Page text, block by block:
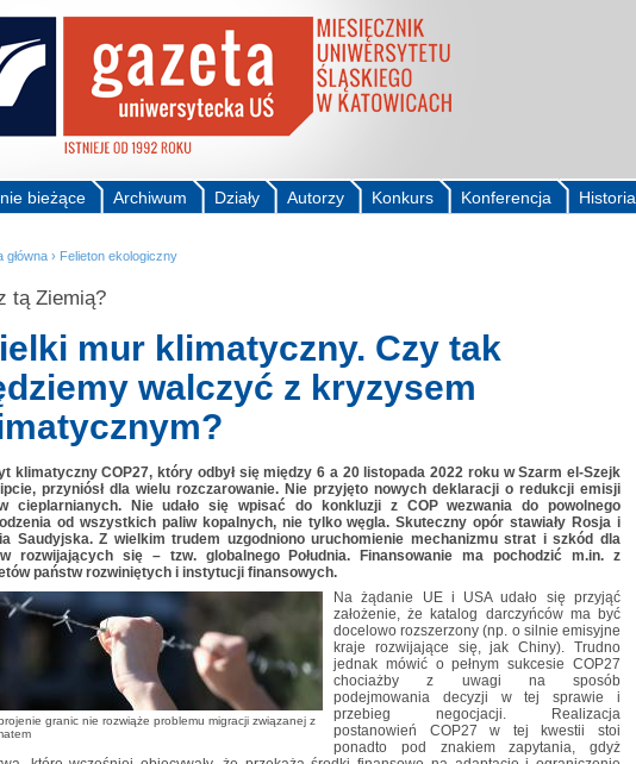
Historia
Konferencja
Konkurs
Autorzy
Działy
Archiwum
bieżące
główna › Felieton ekologiczny
tą Ziemią?
mur klimatyczny. Czy tak
walczyć z kryzysem
klimatyczny COP27, który odbył się między 6 a 20 listopada 2022 roku w Szarm el-Szejk
przyniósł dla wielu rozczarowanie. Nie przyjęto nowych deklaracji o redukcji emisji
cieplarnianych. Nie udało się wpisać do konkluzji z COP wezwania do powolnego
od wszystkich paliw kopalnych, nie tylko węgla. Skuteczny opór stawiały Rosja i
Saudyjska. Z wielkim trudem uzgodniono uruchomienie mechanizmu strat i szkód dla
rozwijających się – tzw. globalnego Południa. Finansowanie ma pochodzić m.in. z
państw rozwiniętych i instytucji finansowych.
granic nie rozwiąże problemu migracji związanej z
Na żądanie UE i USA udało się przyjąć
założenie, że katalog darczyńców ma być
docelowo rozszerzony (np. o silnie emisyjne
kraje rozwijające się, jak Chiny). Trudno
jednak mówić o pełnym sukcesie COP27
chociażby z uwagi na sposób
podejmowania decyzji w tej sprawie i
przebieg negocjacji. Realizacja
postanowień COP27 w tej kwestii stoi
ponadto pod znakiem zapytania, gdyż